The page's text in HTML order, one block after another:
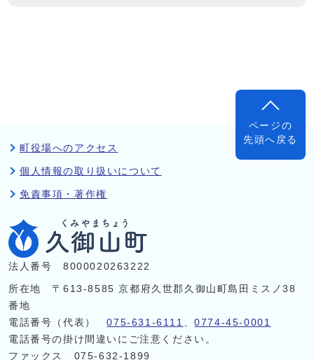
ページの
先頭へ戻る
町役場へのアクセス
個人情報の取り扱いについて
免責事項・著作権
法人番号 8000020263222
所在地 〒613-8585 京都府久世郡久御山町島田ミスノ38
番地
電話番号（代表）075-631-6111 、0774-45-0001
電話番号の掛け間違いにご注意ください。
ファックス 075-632-1899